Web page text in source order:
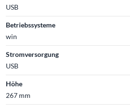
USB
Betriebssysteme
win
Stromversorgung
USB
Höhe
267 mm